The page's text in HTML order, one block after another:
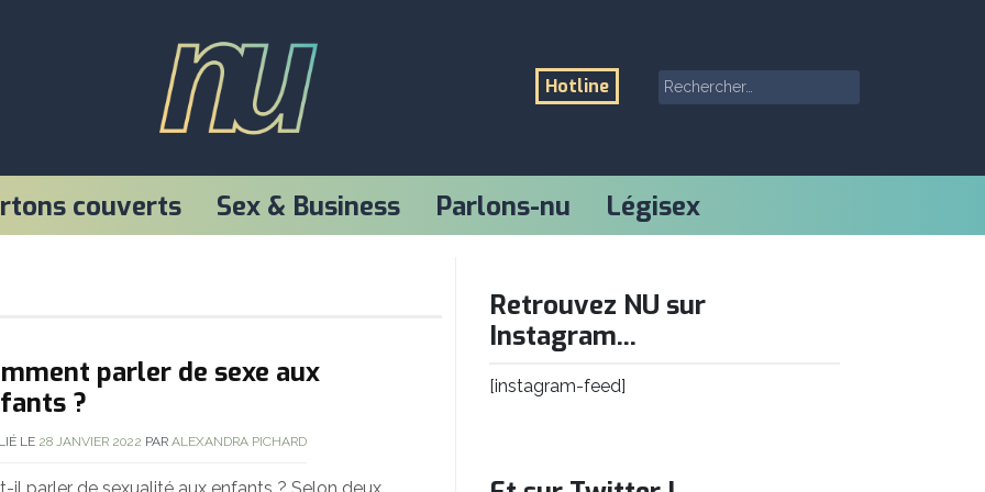
NU
Hotline Rechercher :
couverts Sex & Business Parlons-nu
Légisex
parler de sexe aux
?
LE 28 JANVIER 2022 PAR ALEXANDRA PICHARD
Retrouvez NU sur
Instagram...
[instagram-feed]